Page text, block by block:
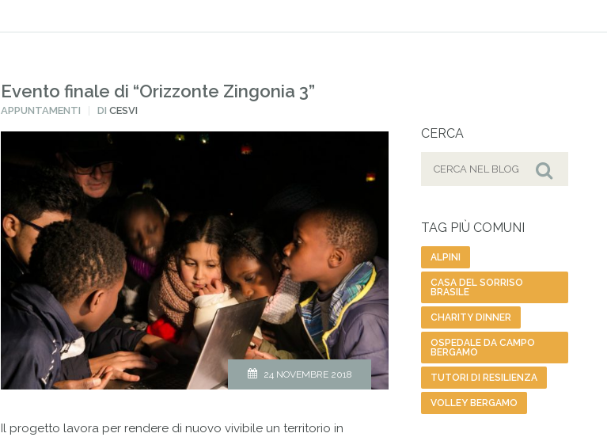
Evento finale di “Orizzonte Zingonia 3”
PUBBLICATO
APPUNTAMENTI DICESVI
24 NOVEMBRE 2018
Il progetto lavora per rendere di nuovo vivibile un territorio in
CERCA
Cerca
TAG PIÙ COMUNI
ALPINI
CASA DEL SORRISO
BRASILE
CHARITY DINNER
OSPEDALE DA CAMPO
BERGAMO
TUTORI DI RESILIENZA
VOLLEY BERGAMO